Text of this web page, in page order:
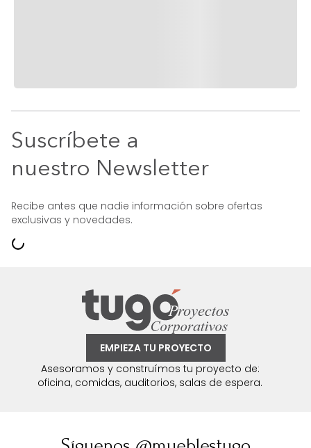
Suscríbete a
nuestro Newsletter
Recibe antes que nadie información sobre ofertas
exclusivas y novedades.
EMPIEZA TU PROYECTO
Asesoramos y construímos tu proyecto de:
oficina, comidas, auditorios, salas de espera.